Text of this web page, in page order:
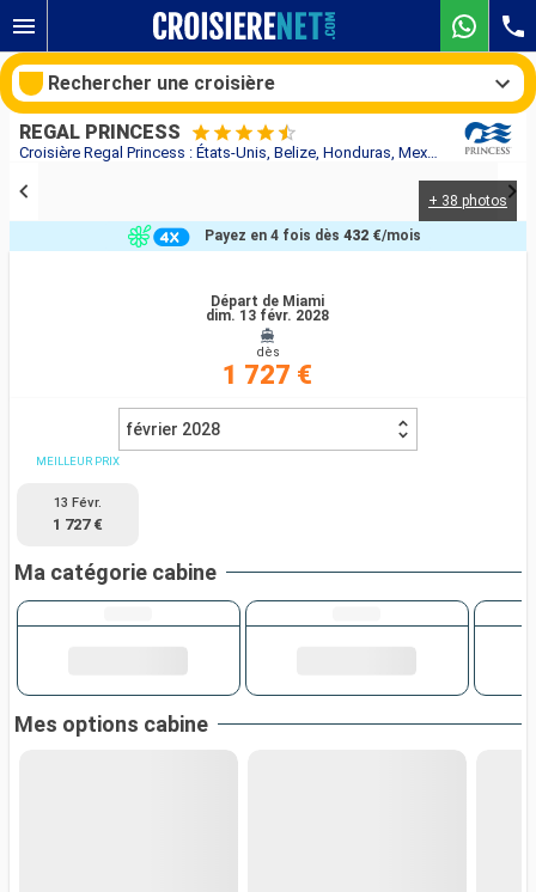
Croisière Regal Princess : États-Unis, Belize, Honduras, Mexique, République Dominicaine, Porto Rico, Îles Turques-et-Caïques, Bahamas au départ de Miami
REGAL PRINCESS
+ 38 photos
Départ de Miami
dim. 13 févr. 2028
dès
1 727 €
Payez en 4 fois dès 432 €/mois
février 2028
MEILLEUR PRIX
13 Févr.
1 727 €
Ma catégorie cabine
Mes options cabine
Rechercher une croisière
Compagnies
Rechercher